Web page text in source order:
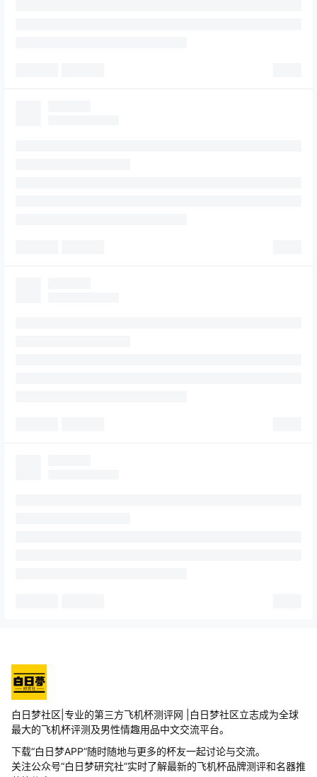
杯圈
卯哥倒膜2.0的杯子怎么样，说是还原内部
通道的
2026-07-24
杯圈
2026-07-08
白日梦社区|专业的第三方飞机杯测评网 |白日梦社区立志成为全球
最大的飞机杯评测及男性情趣用品中文交流平台。
下载“白日梦APP”随时随地与更多的杯友一起讨论与交流。
关注公众号“白日梦研究社”实时了解最新的飞机杯品牌测评和名器推